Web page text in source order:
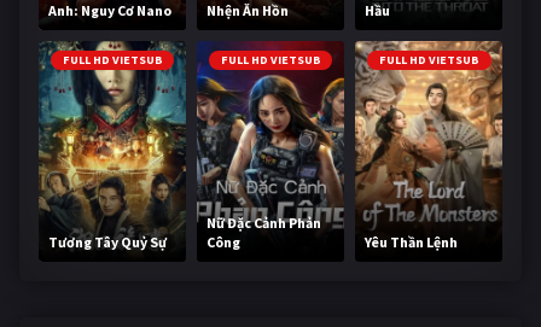
Anh: Nguy Cơ Nano
Nhện Ăn Hồn
Hầu
FULL HD VIETSUB
Tương Tây Quỷ Sự
FULL HD VIETSUB
Nữ Đặc Cảnh Phản
Công
FULL HD VIETSUB
Yêu Thần Lệnh